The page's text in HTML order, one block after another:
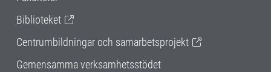
Biblioteket
Centrumbildningar och samarbetsprojekt
Gemensamma verksamhetsstödet